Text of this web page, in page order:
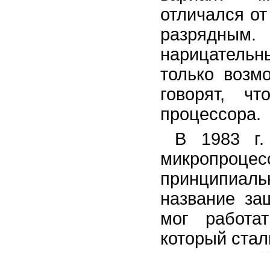
отличался
только
говорят,
процессора.
В 1983 г.
название
мог
который